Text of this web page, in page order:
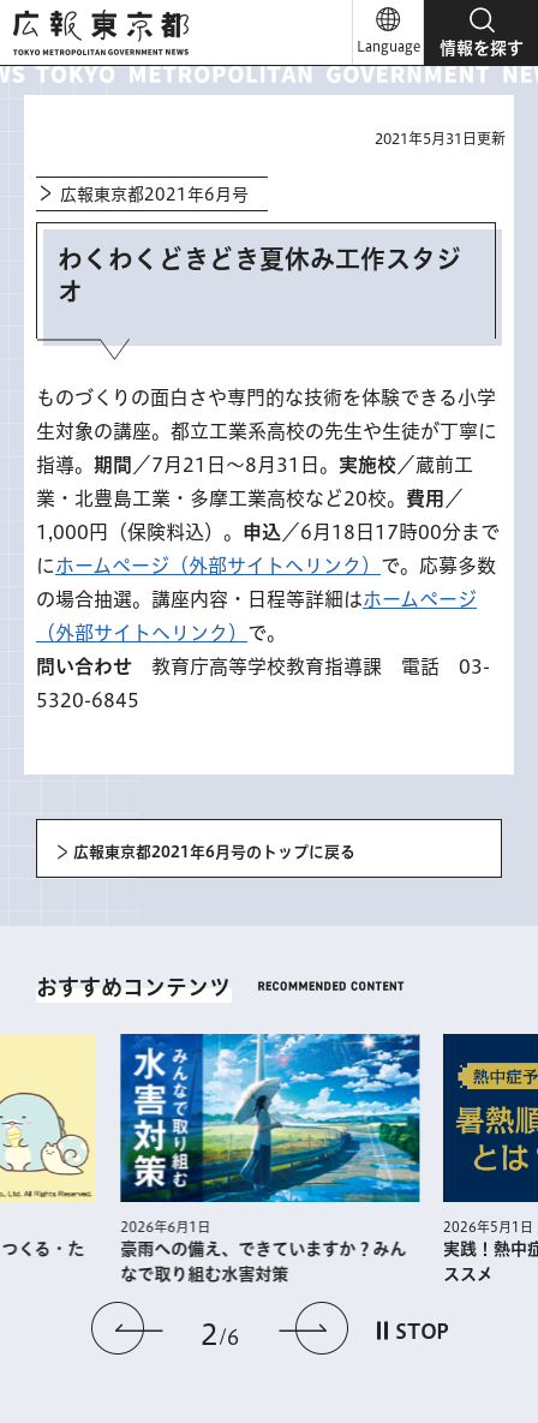
広報東京都
Language 情報を探す
2021年5月31日更新
広報東京都2021年6月号
わくわくどきどき夏休み工作スタジ
オ
ものづくりの面白さや専門的な技術を体験できる小学
生対象の講座。都立工業系高校の先生や生徒が丁寧に
指導。 期間 ／7月21日～8月31日。 実施校 ／蔵前工
業・北豊島工業・多摩工業高校など20校。 費用 ／
1,000円（保険料込）。
申込 ／6月18日17時00分まで
に ホームページ（外部サイトへリンク） で。応募多数
の場合抽選。講座内容・日程等詳細はホームページ
（外部サイトへリンク） で。
問い合わせ 教育庁高等学校教育指導課 電話 03-
5320-6845
広報東京都2021年6月号のトップに戻る
おすすめコンテンツ
前のスライドを表示
2 6 次のスライドを
STOP
くる・た
2026年6月1日
豪雨への備え、できていますか？みん
なで取り組む水害対策
2026年5月1日
実践！熱中
ススメ